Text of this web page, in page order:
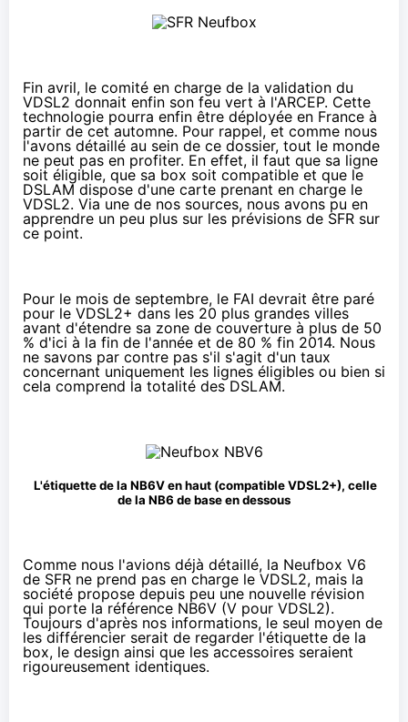
Fin avril, le comité en charge de la validation du
VDSL2 donnait enfin son feu vert à l'ARCEP. Cette
technologie pourra enfin être déployée en France à
partir de cet automne. Pour rappel, et comme nous
l'avons détaillé au sein de ce dossier, tout le monde
ne peut pas en profiter. En effet, il faut que sa ligne
soit éligible, que sa box soit compatible et que le
DSLAM dispose d'une carte prenant en charge le
VDSL2. Via une de nos sources, nous avons pu en
apprendre un peu plus sur les prévisions de SFR sur
ce point.
Pour le mois de septembre, le FAI devrait être paré
pour le VDSL2+ dans les 20 plus grandes villes
avant d'étendre sa zone de couverture à plus de 50
% d'ici à la fin de l'année et de 80 % fin 2014. Nous
ne savons par contre pas s'il s'agit d'un taux
concernant uniquement les lignes éligibles ou bien si
cela comprend la totalité des DSLAM.
L'étiquette de la NB6V en haut (compatible VDSL2+), celle
de la NB6 de base en dessous
Comme nous l'avions déjà détaillé, la Neufbox V6
de SFR ne prend pas en charge le VDSL2, mais la
société propose depuis peu une nouvelle révision
qui porte la référence NB6V (V pour VDSL2).
Toujours d'après nos informations, le seul moyen de
les différencier serait de regarder l'étiquette de la
box, le design ainsi que les accessoires seraient
rigoureusement identiques.